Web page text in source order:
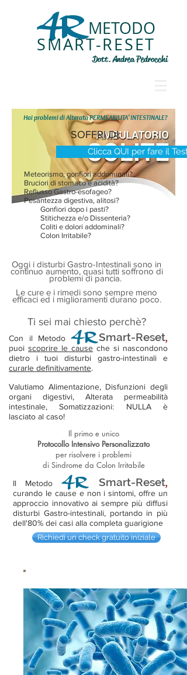
4R METODO
SMART-RESET
Dott. Andrea Pedrocchi
Hai problemi di Alterata PERMEABILITA' INTESTINALE?
SOFFRI DI:
Clicca QUI per fare il Test
Meteorismo, gonfiori addominali?
Bruciori di stomaco e acidità?
Reflusso Gastro-esofageo?
Pesantezza digestiva, alitosi?
Gonfiori dopo i pasti?
Stitichezza e/o Dissenteria?
Coliti e dolori addominali?
Colon Irritabile?
Oggi i disturbi Gastro-Intestinali sono in
continuo aumento, quasi tutti soffrono di
problemi di pancia.
Le cure e i rimedi sono sempre meno
efficaci ed i miglioramenti durano poco.
Ti sei mai chiesto perchè?
Con il Metodo 4RSmart-Reset,
puoi scoprire le cause che si nascondono
dietro i tuoi disturbi gastro-intestinali e
curarle definitivamente.
Valutiamo Alimentazione, Disfunzioni degli
organi digestivi, Alterata permeabilità
intestinale, Somatizzazioni: NULLA è
lasciato al caso!
Il primo e unico
Protocollo Intensivo Personalizzato
per risolvere i problemi
di Sindrome da Colon Irritabile
Il Metodo 4R Smart-Reset,
curando le cause e non i sintomi, offre un
approccio innovativo ai sempre più diffusi
disturbi Gastro-intestinali, portando in più
dell'80% dei casi alla completa guarigione
Richiedi un check gratuito iniziale